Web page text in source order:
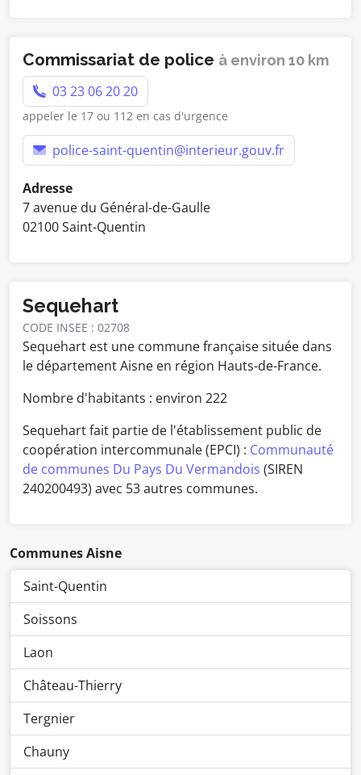
Commissariat de police à environ 10 km
03 23 06 20 20
appeler le 17 ou 112 en cas d'urgence
police-saint-quentin@interieur.gouv.fr
Adresse
7 avenue du Général-de-Gaulle
02100 Saint-Quentin
Sequehart
CODE INSEE : 02708
Sequehart est une commune française située dans
le département Aisne en région Hauts-de-France.
Nombre d'habitants : environ 222
Sequehart fait partie de l'établissement public de
coopération intercommunale (EPCI) : Communauté
de communes Du Pays Du Vermandois (SIREN
240200493) avec 53 autres communes.
Communes Aisne
Saint-Quentin
Soissons
Laon
Château-Thierry
Tergnier
Chauny